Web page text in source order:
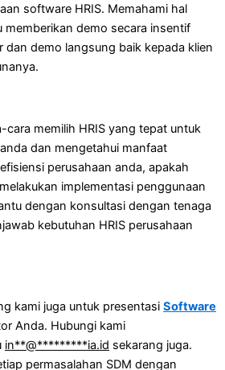
software HRIS. Memahami hal
memberikan demo secara insentif
dan demo langsung baik kepada klien
cara memilih HRIS yang tepat untuk
dan mengetahui manfaat
perusahaan anda, apakah
implementasi penggunaan
dengan konsultasi dengan tenaga
kebutuhan HRIS perusahaan
kami juga untuk presentasi Software
Anda. Hubungi kami
in**@*********ia.id sekarang juga.
permasalahan SDM dengan